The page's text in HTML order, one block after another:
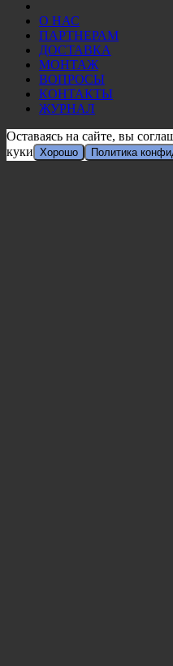
О НАС
ПАРТНЕРАМ
ДОСТАВКА
МОНТАЖ
ВОПРОСЫ
КОНТАКТЫ
ЖУРНАЛ
Оставаясь на сайте, вы
куки Хорошо Политика